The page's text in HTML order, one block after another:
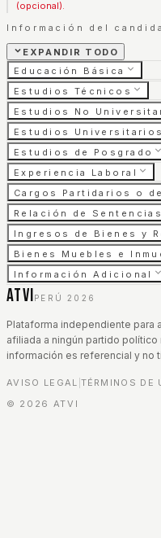
(opcional).
Información del
EXPANDIR TODO
Educación Básica
Estudios Técnicos
Estudios No
Estudios Universitarios
Estudios de Posgrado
Experiencia Laboral
Cargos Partidarios o
Relación de Sentencias
Ingresos de Bienes y
Bienes Muebles e
Información Adicional
ATVI PERÚ 2026
Plataforma independiente para
afiliada a ningún partido
información es referencial y no
AVISO LEGAL TÉRMINOS DE
© 2026 ATVI